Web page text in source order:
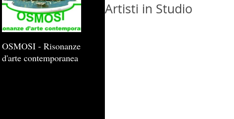
Artisti in Studio
OSMOSI - Risonanze
d'arte contemporanea